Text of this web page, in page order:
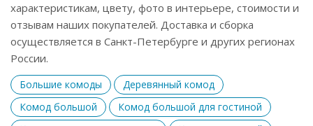
характеристикам, цвету, фото в интерьере, стоимости и
отзывам наших покупателей. Доставка и сборка
осуществляется в Санкт-Петербурге и других регионах
России.
Большие комоды
Деревянный комод
Комод большой
Комод большой для гостиной